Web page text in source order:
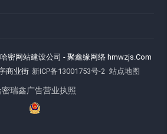
密网站建设公司 - 聚鑫缘网络 hmwzjs.Com
商业街 新ICP备13001753号-2 站点地图
密瑞鑫广告营业执照